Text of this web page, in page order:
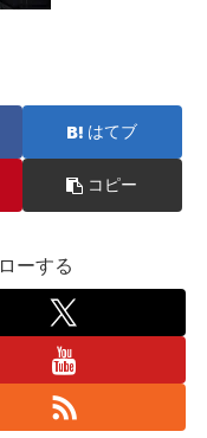
はてブ
コピー
ーする